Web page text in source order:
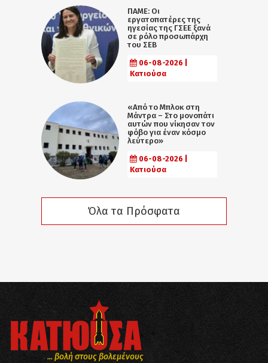
ΠΑΜΕ: Οι
εργατοπατέρες της
ηγεσίας της ΓΣΕΕ ξανά
σε ρόλο προσωπάρχη
του ΣΕΒ
06-08-2026 |
Κατιούσα
«Από το Μπλοκ στη
Μάντρα – Στο μονοπάτι
αυτών που νίκησαν τον
φόβο για έναν κόσμο
λεύτερο»
06-08-2026 |
Κατιούσα
Όλα τα Πρόσφατα
... βολή στους βολεμένους